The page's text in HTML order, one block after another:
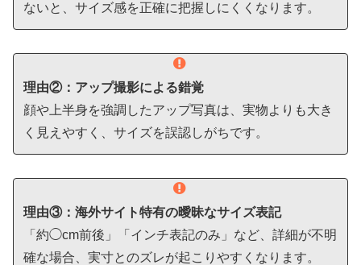
ないと、サイズ感を正確に把握しにくくなります。
理由②：アップ撮影による錯覚
顔や上半身を強調したアップ写真は、実物よりも大き
く見えやすく、サイズを誤認しがちです。
理由③：海外サイト特有の曖昧なサイズ表記
「約◯cm前後」「インチ表記のみ」など、詳細が不明
確な場合、実寸とのズレが起こりやすくなります。